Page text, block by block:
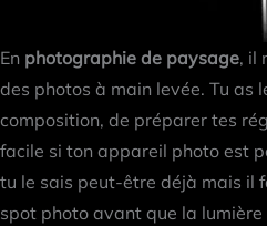
En photographie de paysage, il
des photos à main levée. Tu as
composition, de préparer tes
facile si ton appareil photo est
tu le sais peut-être déjà mais il
spot photo avant que la